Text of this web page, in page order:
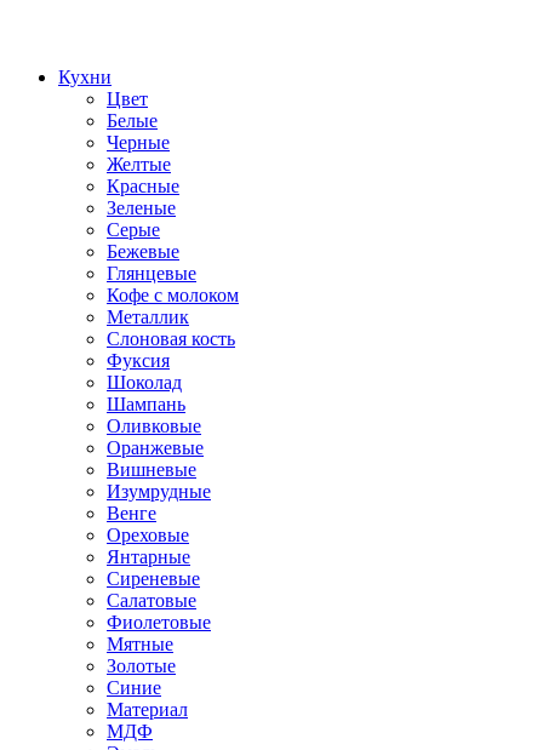
Кухни
Цвет
Белые
Черные
Желтые
Красные
Зеленые
Серые
Бежевые
Глянцевые
Кофе с молоком
Металлик
Слоновая кость
Фуксия
Шоколад
Шампань
Оливковые
Оранжевые
Вишневые
Изумрудные
Венге
Ореховые
Янтарные
Сиреневые
Салатовые
Фиолетовые
Мятные
Золотые
Синие
Материал
МДФ